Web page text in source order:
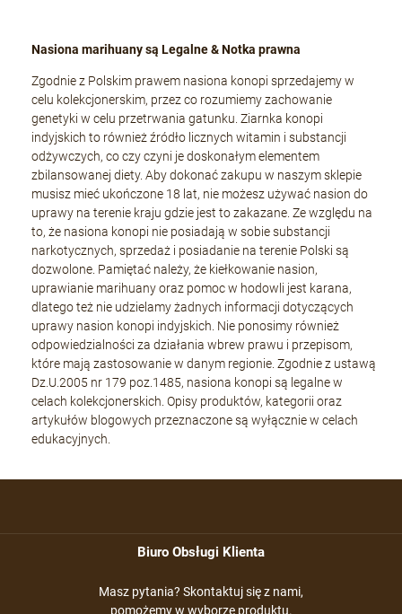
Nasiona marihuany są Legalne & Notka prawna
Zgodnie z Polskim prawem nasiona konopi sprzedajemy w
celu kolekcjonerskim, przez co rozumiemy zachowanie
genetyki w celu przetrwania gatunku. Ziarnka konopi
indyjskich to również źródło licznych witamin i substancji
odżywczych, co czy czyni je doskonałym elementem
zbilansowanej diety. Aby dokonać zakupu w naszym sklepie
musisz mieć ukończone 18 lat, nie możesz używać nasion do
uprawy na terenie kraju gdzie jest to zakazane. Ze względu na
to, że nasiona konopi nie posiadają w sobie substancji
narkotycznych, sprzedaż i posiadanie na terenie Polski są
dozwolone. Pamiętać należy, że kiełkowanie nasion,
uprawianie marihuany oraz pomoc w hodowli jest karana,
dlatego też nie udzielamy żadnych informacji dotyczących
uprawy nasion konopi indyjskich. Nie ponosimy również
odpowiedzialności za działania wbrew prawu i przepisom,
które mają zastosowanie w danym regionie. Zgodnie z ustawą
Dz.U.2005 nr 179 poz.1485, nasiona konopi są legalne w
celach kolekcjonerskich. Opisy produktów, kategorii oraz
artykułów blogowych przeznaczone są wyłącznie w celach
edukacyjnych.
Biuro Obsługi Klienta
Masz pytania? Skontaktuj się z nami,
pomożemy w wyborze produktu.